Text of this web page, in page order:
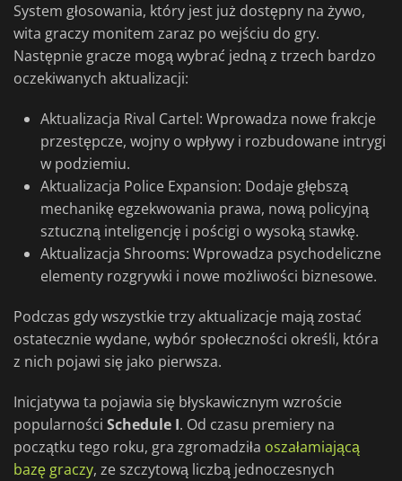
System głosowania, który jest już dostępny na żywo,
wita graczy monitem zaraz po wejściu do gry.
Następnie gracze mogą wybrać jedną z trzech bardzo
oczekiwanych aktualizacji:
Aktualizacja Rival Cartel: Wprowadza nowe frakcje
przestępcze, wojny o wpływy i rozbudowane intrygi
w podziemiu.
Aktualizacja Police Expansion: Dodaje głębszą
mechanikę egzekwowania prawa, nową policyjną
sztuczną inteligencję i pościgi o wysoką stawkę.
Aktualizacja Shrooms: Wprowadza psychodeliczne
elementy rozgrywki i nowe możliwości biznesowe.
Podczas gdy wszystkie trzy aktualizacje mają zostać
ostatecznie wydane, wybór społeczności określi, która
z nich pojawi się jako pierwsza.
Inicjatywa ta pojawia się błyskawicznym wzroście
popularności Schedule I. Od czasu premiery na
początku tego roku, gra zgromadziła oszałamiającą
bazę graczy, ze szczytową liczbą jednoczesnych